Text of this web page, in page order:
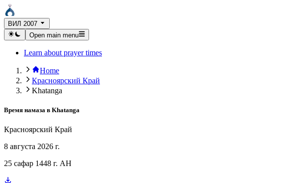
ВИЛ 2007
Open main menu
Learn about prayer times
Home
Красноярский Край
Khatanga
Время намаза в Khatanga
Красноярский Край
8 августа 2026 г.
25 сафар 1448 г. AH